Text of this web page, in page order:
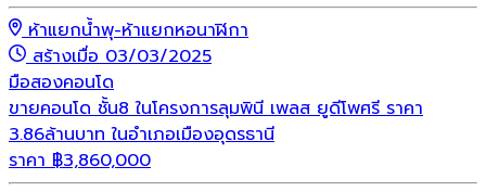
ห้าแยกน้ำพุ-ห้าแยกหอนาฬิกา
สร้างเมื่อ 03/03/2025
มือสองคอนโด
ขายคอนโด ชั้น8 ในโครงการลุมพินี เพลส ยูดีโพศรี ราคา
3.86ล้านบาท ในอำเภอเมืองอุดรธานี
ราคา ฿3,860,000